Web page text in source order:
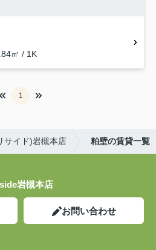
㎡ / 1K
1
サイド)岩槻本店 粕壁の賃貸一覧
岩槻本店
お問い合わせ